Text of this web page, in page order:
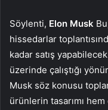
Söylenti, Elon Musk
hissedarlar
kadar satış
üzerinde çalıştığı
Musk söz konusu
ürünlerin tasarımı